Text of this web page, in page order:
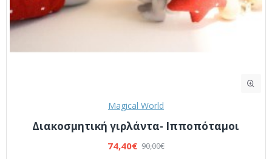
Magical World
Διακοσμητική γιρλάντα- Ιπποπόταμοι
74,40€ 90,00€